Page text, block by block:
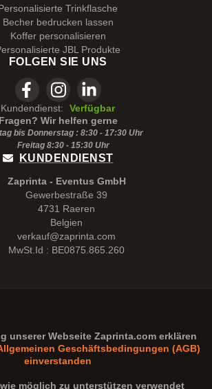
Trinkflasche
Becher bedrucken lassen
Koffer personalisieren
JBL Produkte
FOLGEN SIE UNS
Kundendienst:
Verfügbar
Fragen? Wir helfen gerne
bis Donnerstag : 8:30 - 17:30 Uhr
Freitag 8:30 - 15:30Uhr
KUNDENDIENST
Zaprinta - Eventus GmbH
Gewerbestraße 39
4731 Raeren
Belgien
verkauf@zaprinta.com
MwSt.Id : BE0875.865.260
unserer Webseite Zaprinta.com erklären
Geschäftsbedingungen (AGB)
einverstanden
möglich zu unterstützen verwendet